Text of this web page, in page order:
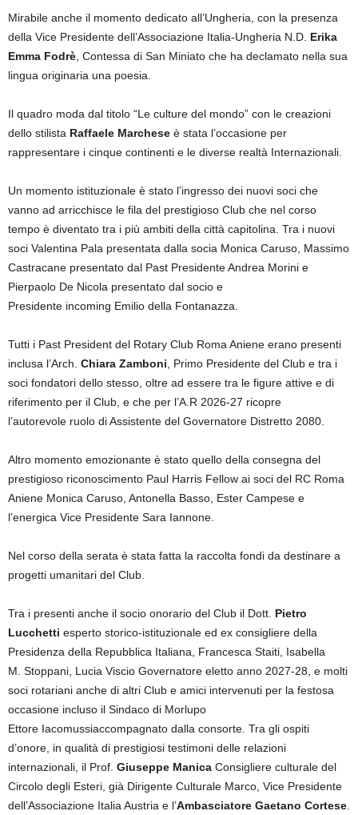
Mirabile anche il momento dedicato all’Ungheria, con la presenza
della Vice Presidente dell’Associazione Italia-Ungheria N.D. Erika
Emma Fodrè , Contessa di San Miniato che ha declamato nella sua
lingua originaria una poesia.
Il quadro moda dal titolo “Le culture del mondo” con le creazioni
dello stilista Raffaele Marchese è stata l’occasione per
rappresentare i cinque continenti e le diverse realtà Internazionali.
Un momento istituzionale è stato l’ingresso dei nuovi soci che
vanno ad arricchisce le fila del prestigioso Club che nel corso
tempo è diventato tra i più ambiti della città capitolina. Tra i nuovi
soci Valentina Pala presentata dalla socia Monica Caruso, Massimo
Castracane presentato dal Past Presidente Andrea Morini e
Pierpaolo De Nicola presentato dal socio e
Presidente incoming Emilio della Fontanazza.
Tutti i Past President del Rotary Club Roma Aniene erano presenti
inclusa l’Arch. Chiara Zamboni , Primo Presidente del Club e tra i
soci fondatori dello stesso, oltre ad essere tra le figure attive e di
riferimento per il Club, e che per l’A.R 2026-27 ricopre
l’autorevole ruolo di Assistente del Governatore Distretto 2080.
Altro momento emozionante è stato quello della consegna del
prestigioso riconoscimento Paul Harris Fellow ai soci del RC Roma
Aniene Monica Caruso, Antonella Basso, Ester Campese e
l’energica Vice Presidente Sara Iannone.
Nel corso della serata è stata fatta la raccolta fondi da destinare a
progetti umanitari del Club.
Tra i presenti anche il socio onorario del Club il Dott. Pietro
Lucchetti esperto storico-istituzionale ed ex consigliere della
Presidenza della Repubblica Italiana, Francesca Staiti, Isabella
M. Stoppani, Lucia Viscio Governatore eletto anno 2027-28, e molti
soci rotariani anche di altri Club e amici intervenuti per la festosa
occasione incluso il Sindaco di Morlupo
Ettore Iacomussiaccompagnato dalla consorte. Tra gli ospiti
d’onore, in qualità di prestigiosi testimoni delle relazioni
internazionali, il Prof. Giuseppe Manica Consigliere culturale del
Circolo degli Esteri, già Dirigente Culturale Marco, Vice Presidente
dell’Associazione Italia Austria e l’Ambasciatore Gaetano Cortese